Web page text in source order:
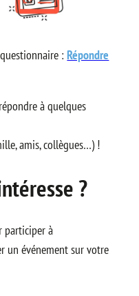
:Répondre
à quelques
amis, collègues…) !
?
participer à
un événement sur votre